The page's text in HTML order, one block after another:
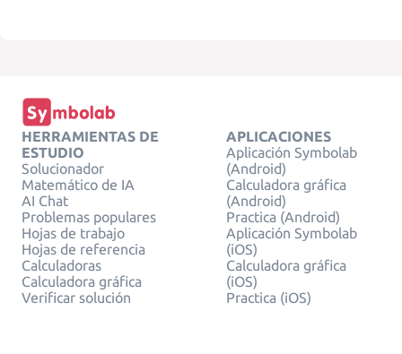
HERRAMIENTAS DE
ESTUDIO
Solucionador
Matemático de IA
AI Chat
Problemas populares
Hojas de trabajo
Hojas de referencia
Calculadoras
Calculadora gráfica
Verificar solución
APLICACIONES
Aplicación Symbolab
(Android)
Calculadora gráfica
(Android)
Practica (Android)
Aplicación Symbolab
(iOS)
Calculadora gráfica
(iOS)
Practica (iOS)